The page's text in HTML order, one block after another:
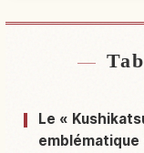
Le «